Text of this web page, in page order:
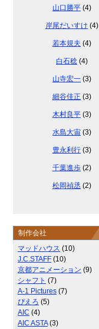
山口勝平 (4)
岸尾だいすけ (4)
若本規夫 (4)
白石稔 (4)
山寺宏一 (3)
細谷佳正 (3)
木村良平 (3)
水島大宙 (3)
豊永利行 (3)
千葉進歩 (2)
松岡禎丞 (2)
制作会社
マッドハウス (10)
J.C.STAFF (10)
京都アニメーション (9)
シャフト (7)
A-1 Pictures (7)
ぴえろ (5)
AIC (4)
AIC ASTA(3)